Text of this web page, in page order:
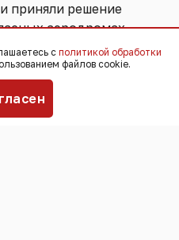
приняли решение
аэродромах.
из-за
9 и 10
с политикой обработки
файлов cookie.